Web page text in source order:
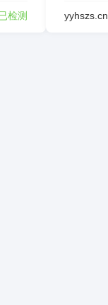
检测 yyhszs.cn